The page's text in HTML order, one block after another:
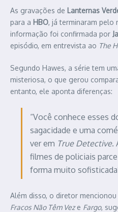
As gravações de Lanternas
para a HBO, já terminaram pelo
informação foi confirmada por
episódio, em entrevista ao The
Segundo Hawes, a série tem
misteriosa, o que gerou
entanto, ele aponta diferenças:
“Você conhece esses
sagacidade e uma
ver em True Detective.
filmes de policiais
forma muito
Além disso, o diretor
Fracos Não Têm Veze Fargo,